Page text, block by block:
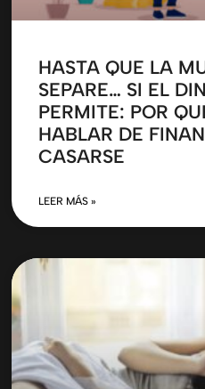
HASTA QUE LA
SEPARE… SI EL
PERMITE: POR
HABLAR DE
CASARSE
LEER MÁS »